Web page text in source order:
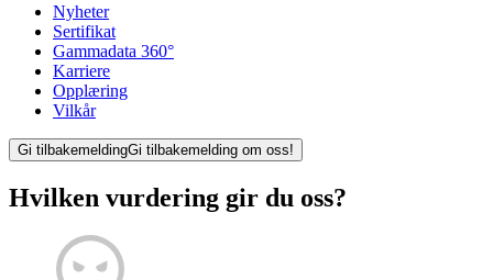
Nyheter
Sertifikat
Gammadata 360°
Karriere
Opplæring
Vilkår
Gi tilbakemeldingGi tilbakemelding om oss!
Hvilken vurdering gir du oss?